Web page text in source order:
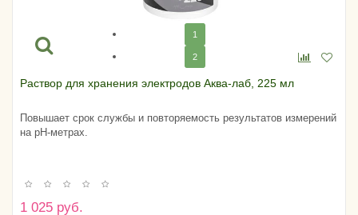
1
2
Раствор для хранения электродов Аква-лаб, 225 мл
Повышает срок службы и повторяемость результатов измерений
на pH-метрах.
1 025 руб.